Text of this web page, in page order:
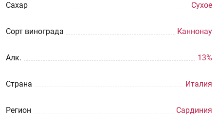
Сахар Сухое
Сорт винограда Каннонау
Aлк. 13%
Страна Италия
Регион Сардиния